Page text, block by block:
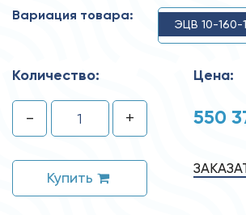
Вариация товара:
ЭЦВ 10-160-
Количество:
- +
Купить
Цена:
550